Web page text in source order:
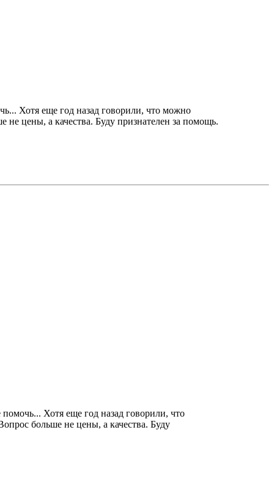
Хотя еще год назад говорили, что можно
не цены, а качества. Буду признателен за помощь.
Хотя еще год назад говорили, что
больше не цены, а качества. Буду